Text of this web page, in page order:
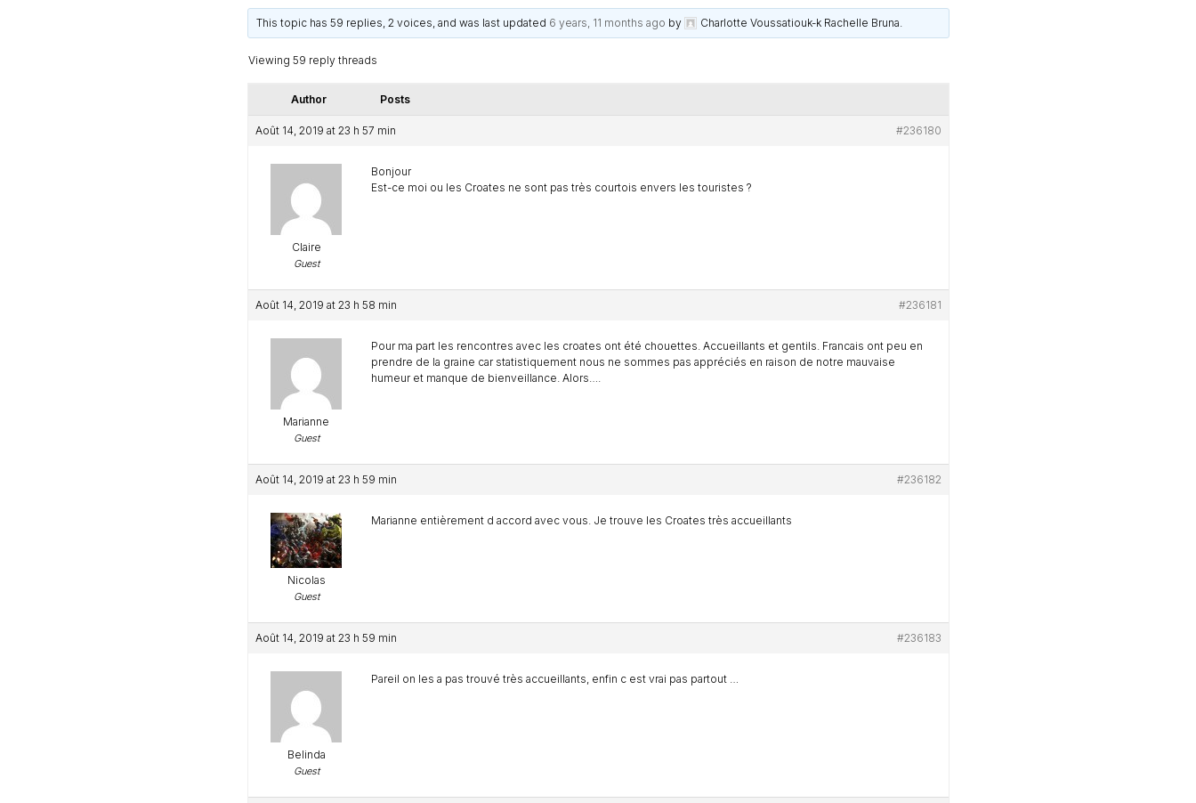
This topic has 59 replies, 2 voices, and was last updated 6 years, 11 months ago by Charlotte Voussatiouk-k Rachelle Bruna
Viewing 59 reply threads
Author Posts
Août 14, 2019 at 23 h 57 min #236180
Claire
Guest
Bonjour
Est-ce moi ou les Croates ne sont pas très courtois envers les touristes ?
Août 14, 2019 at 23 h 58 min #236181
Marianne
Guest
Pour ma part les rencontres avec les croates ont été chouettes. Accueillants et gentils. Francais ont peu en
prendre de la graine car statistiquement nous ne sommes pas appréciés en raison de notre mauvaise
humeur et manque de bienveillance. Alors….
Août 14, 2019 at 23 h 59 min #236182
Nicolas
Guest
Marianne entièrement d accord avec vous. Je trouve les Croates très accueillants
Août 14, 2019 at 23 h 59 min #236183
Belinda
Guest
Pareil on les a pas trouvé très accueillants, enfin c est vrai pas partout …